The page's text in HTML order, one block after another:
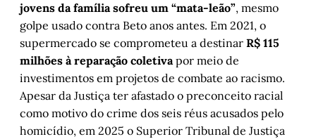
jovens da família sofreu um “mata-leão”, mesmo
golpe usado contra Beto anos antes. Em 2021, o
supermercado se comprometeu a destinar R$ 115
milhões à reparação coletivapor meio de
investimentos em projetos de combate ao racismo.
Apesar da Justiça ter afastado o preconceito racial
como motivo do crime dos seis réus acusados pelo
homicídio, em 2025 o Superior Tribunal de Justiça